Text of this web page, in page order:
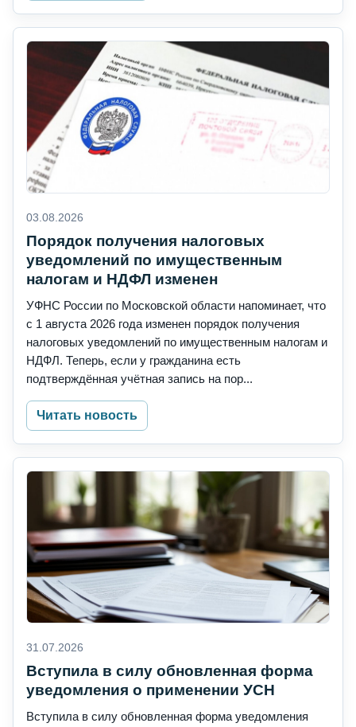
03.08.2026
Порядок получения налоговых
уведомлений по имущественным
налогам и НДФЛ изменен
УФНС России по Московской области напоминает, что
с 1 августа 2026 года изменен порядок получения
налоговых уведомлений по имущественным налогам и
НДФЛ. Теперь, если у гражданина есть
подтверждённая учётная запись на пор...
Читать новость
31.07.2026
Вступила в силу обновленная форма
уведомления о применении УСН
Вступила в силу обновленная форма уведомления